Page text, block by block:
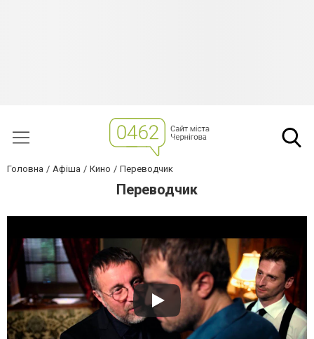
Головна Афіша Кино Переводчик
Переводчик